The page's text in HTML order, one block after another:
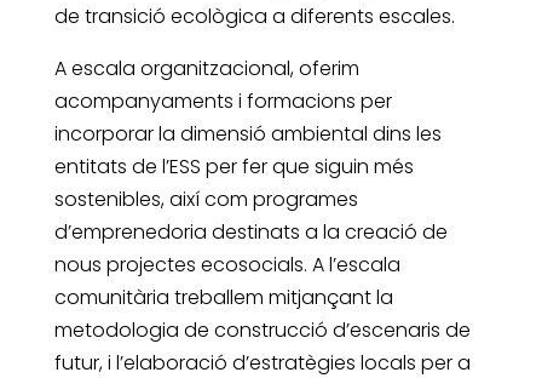
de transició ecològica a diferents escales.
A escala organitzacional, oferim
acompanyaments i formacions per
incorporar la dimensió ambiental dins les
entitats de l’ESS per fer que siguin més
sostenibles, així com programes
d’emprenedoria destinats a la creació de
nous projectes ecosocials. A l’escala
comunitària treballem mitjançant la
metodologia de construcció d’escenaris de
futur, i l’elaboració d’estratègies locals per a